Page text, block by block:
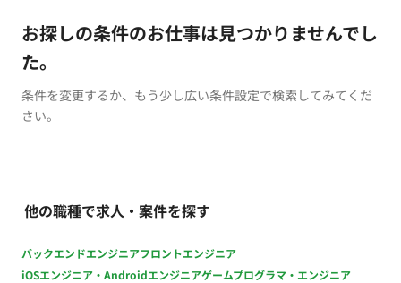
お探しの条件のお仕事は見つかりませんでし
た。
条件を変更するか、もう少し広い条件設定で検索してみてくだ
さい。
他の職種で求人・案件を探す
バックエンドエンジニアフロントエンジニア
iOSエンジニア・Androidエンジニアゲームプログラマ・エンジニア